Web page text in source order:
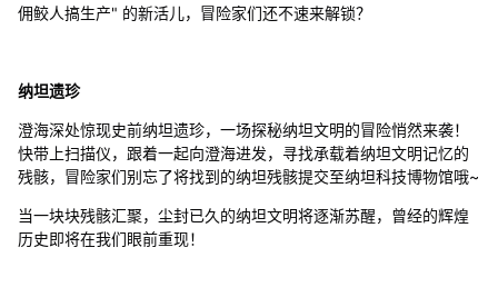
佣鲛人搞生产" 的新活儿，冒险家们还不速来解锁？
纳坦遗珍
澄海深处惊现史前纳坦遗珍，一场探秘纳坦文明的冒险悄然来袭！
快带上扫描仪，跟着一起向澄海进发，寻找承载着纳坦文明记忆的
残骸，冒险家们别忘了将找到的纳坦残骸提交至纳坦科技博物馆哦~
当一块块残骸汇聚，尘封已久的纳坦文明将逐渐苏醒，曾经的辉煌
历史即将在我们眼前重现！